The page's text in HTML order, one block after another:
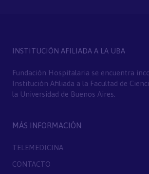
INSTITUCIÓN AFILIADA A LA UBA
Fundación Hospitalaria se encuentra
Institución Afiliada a la Facultad de
la Universidad de Buenos Aires.
MÁS INFORMACIÓN
TELEMEDICINA
CONTACTO